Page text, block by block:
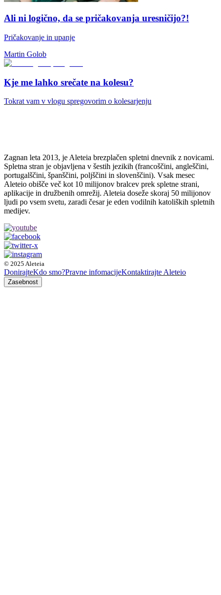
Ali ni logično, da se pričakovanja uresničijo?!
Pričakovanje in upanje
Martin Golob
Kje me lahko srečate na kolesu?
Tokrat vam v vlogu spregovorim o kolesarjenju
Zagnan leta 2013, je Aleteia brezplačen spletni dnevnik z novicami.
Spletna stran je objavljena v šestih jezikih (francoščini, angleščini,
portugalščini, španščini, poljščini in slovenščini). Vsak mesec
Aleteio obišče več kot 10 milijonov bralcev prek spletne strani,
aplikacije in družbenih omrežij. Aleteia doseže skoraj 50 milijonov
ljudi po vsem svetu, zaradi česar je eden vodilnih katoliških spletnih
medijev.
© 2025 Aleteia
DonirajteKdo smo?Pravne infomacijeKontaktirajte Aleteio
Zasebnost